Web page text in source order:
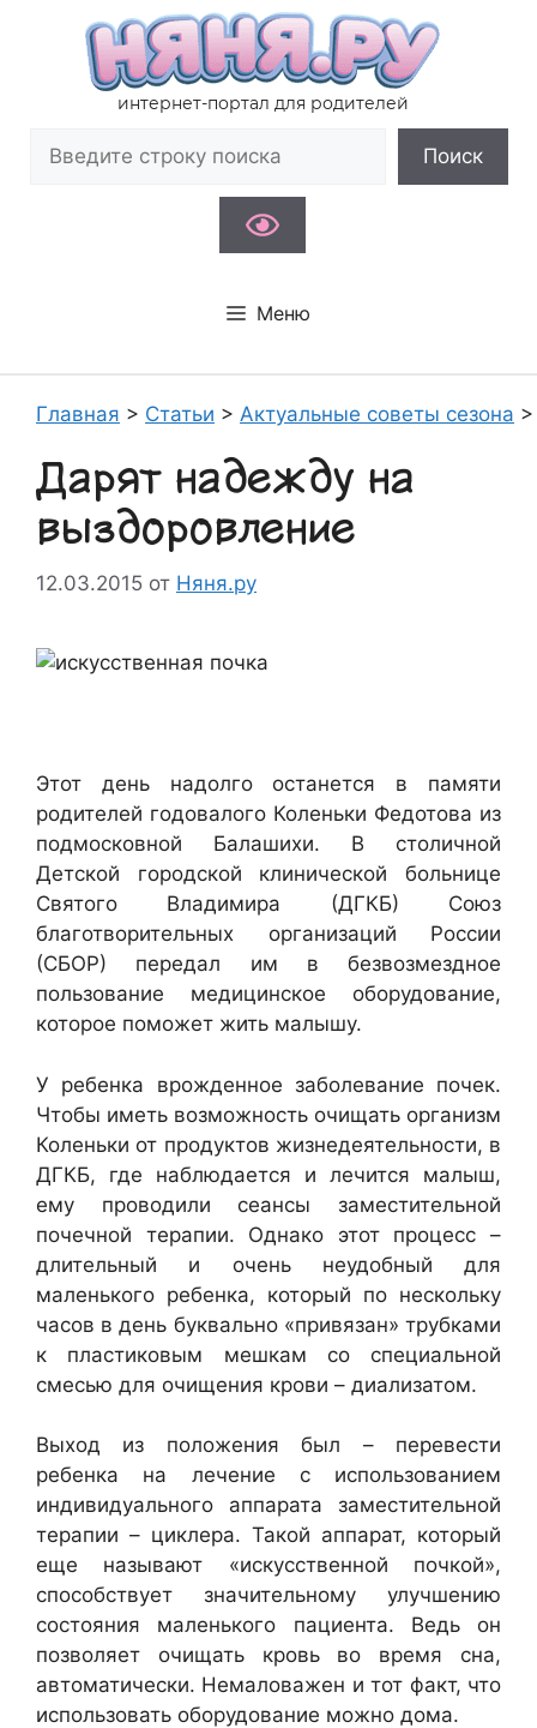
содержимому
интернет-портал для родителей
Поиск
Меню
Главная > Статьи > Актуальные советы сезона
Дарят надежду на
выздоровление
12.03.2015 от Няня.ру
Этот день надолго останется в памяти
родителей годовалого Коленьки Федотова из
подмосковной Балашихи. В столичной
Детской городской клинической больнице
Святого Владимира (ДГКБ) Союз
благотворительных организаций России
(СБОР) передал им в безвозмездное
пользование медицинское оборудование,
которое поможет жить малышу.
У ребенка врожденное заболевание почек.
Чтобы иметь возможность очищать организм
Коленьки от продуктов жизнедеятельности, в
ДГКБ, где наблюдается и лечится малыш,
ему проводили сеансы заместительной
почечной терапии. Однако этот процесс –
длительный и очень неудобный для
маленького ребенка, который по нескольку
часов в день буквально «привязан» трубками
к пластиковым мешкам со специальной
смесью для очищения крови – диализатом.
Выход из положения был – перевести
ребенка на лечение с использованием
индивидуального аппарата заместительной
терапии – циклера. Такой аппарат, который
еще называют «искусственной почкой»,
способствует значительному улучшению
состояния маленького пациента. Ведь он
позволяет очищать кровь во время сна,
автоматически. Немаловажен и тот факт, что
использовать оборудование можно дома.